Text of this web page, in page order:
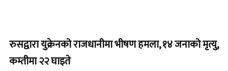
रुसद्वारा युक्रेनको राजधानीमा भीषण हमला, १४ जनाको मृत्यु,
कम्तीमा २२ घाइते